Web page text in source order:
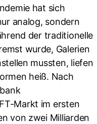
hat sich
analog, sondern
der traditionelle
wurde, Galerien
mussten, liefen
heiß. Nach
Markt im ersten
von zwei Milliarden